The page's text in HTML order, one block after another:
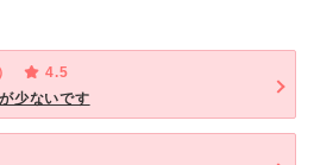
4.5
少ないです